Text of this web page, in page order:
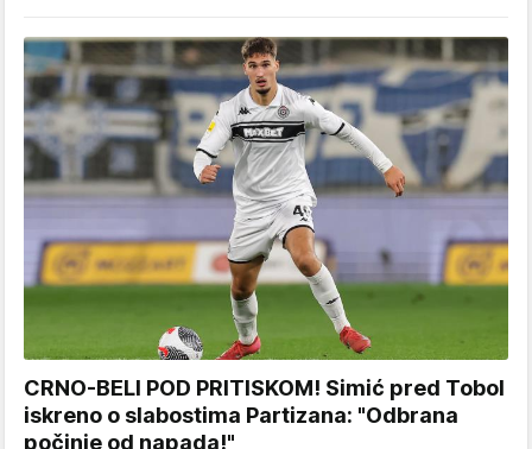
CRNO-BELI POD PRITISKOM! Simić pred Tobol
iskreno o slabostima Partizana: "Odbrana
počinje od napada!"